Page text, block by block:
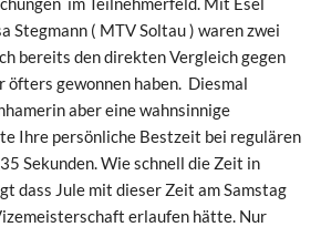
Stegmann ( MTV Soltau ) waren zwei
bereits den direkten Vergleich gegen
öfters gewonnen haben. Diesmal
aber eine wahnsinnige
Ihre persönliche Bestzeit bei regulären
Sekunden. Wie schnell die Zeit in
dass Jule mit dieser Zeit am Samstag
erlaufen hätte. Nur